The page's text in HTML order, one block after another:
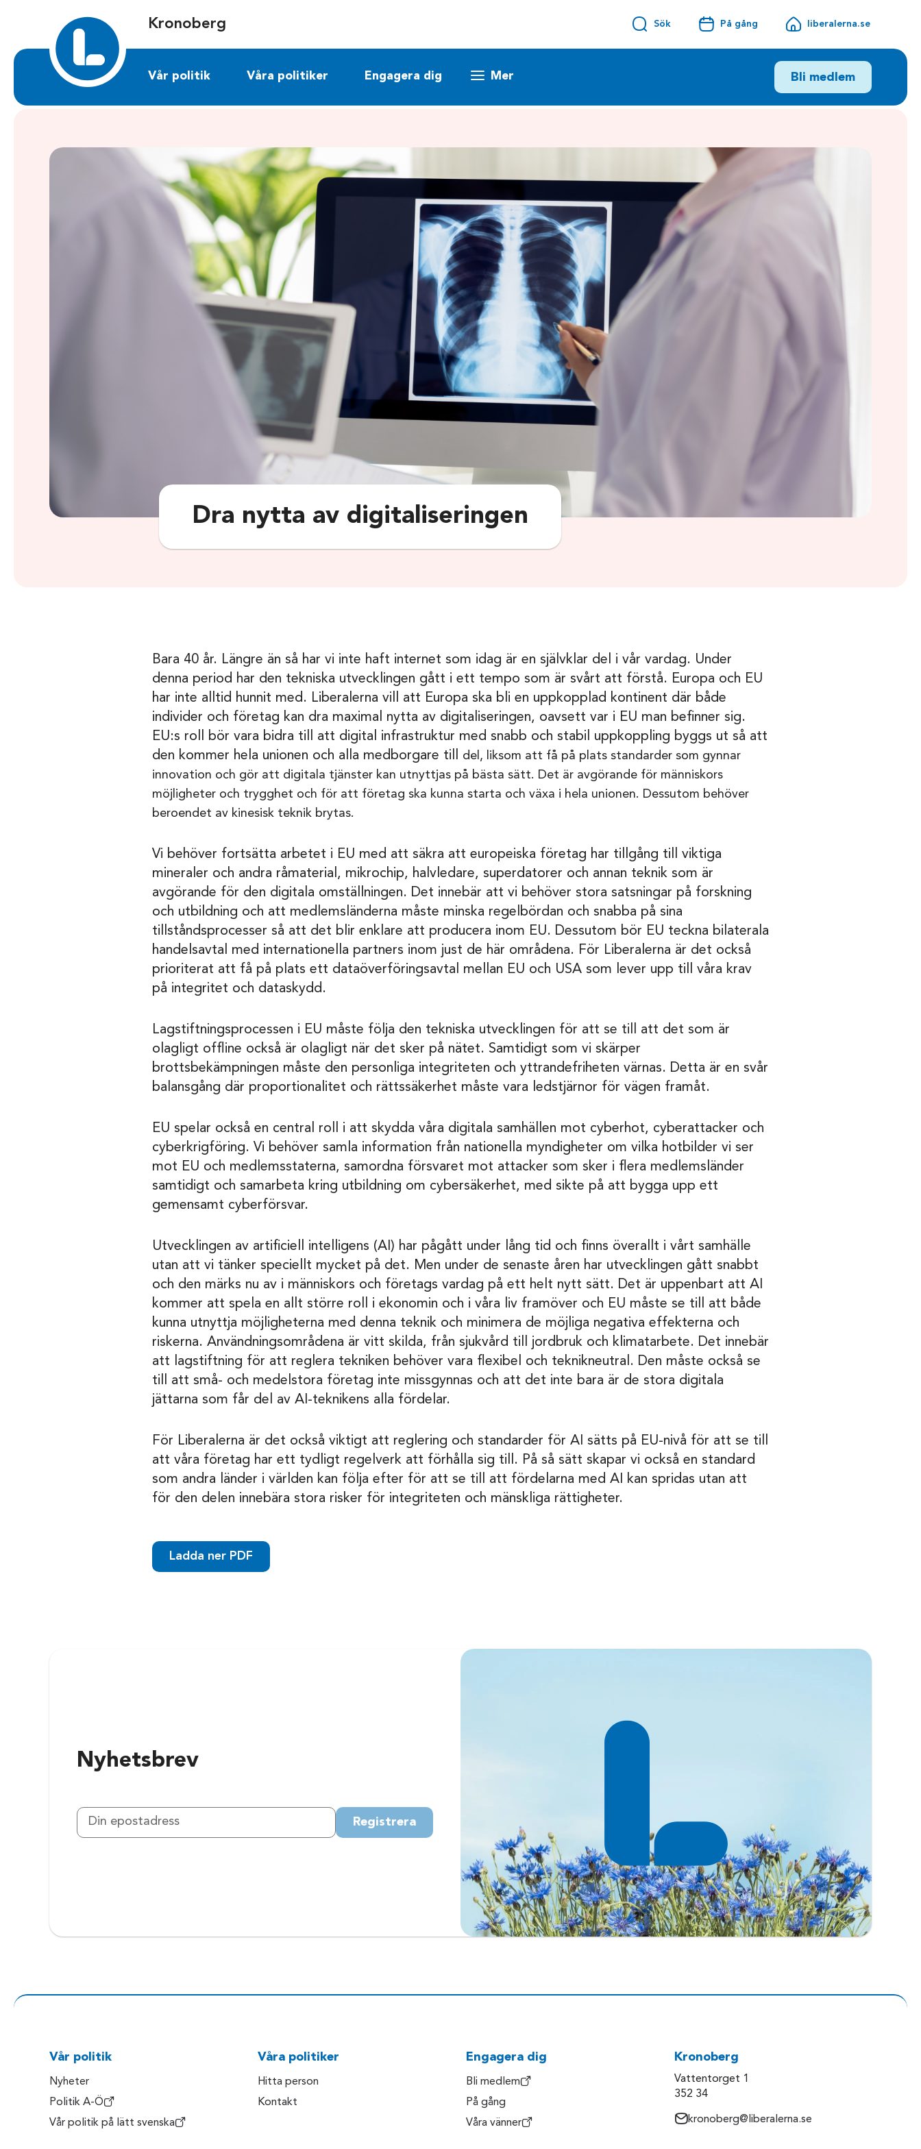
Kronoberg Sök På gång liberalerna.se
Vår politik Våra politiker Engagera dig Mer Bli medlem
Dra nytta av digitaliseringen
Bara 40 år. Längre än så har vi inte haft internet som idag är en självklar del i vår vardag. Under
denna period har den tekniska utvecklingen gått i ett tempo som är svårt att förstå. Europa och EU
har inte alltid hunnit med. Liberalerna vill att Europa ska bli en uppkopplad kontinent där både
individer och företag kan dra maximal nytta av digitaliseringen, oavsett var i EU man befinner sig.
EU:s roll bör vara bidra till att digital infrastruktur med snabb och stabil uppkoppling byggs ut så att
den kommer hela unionen och alla medborgare till del, liksom att få på plats standarder som gynnar
innovation och gör att digitala tjänster kan utnyttjas på bästa sätt. Det är avgörande för människors
möjligheter och trygghet och för att företag ska kunna starta och växa i hela unionen. Dessutom behöver
beroendet av kinesisk teknik brytas.
Vi behöver fortsätta arbetet i EU med att säkra att europeiska företag har tillgång till viktiga
mineraler och andra råmaterial, mikrochip, halvledare, superdatorer och annan teknik som är
avgörande för den digitala omställningen. Det innebär att vi behöver stora satsningar på forskning
och utbildning och att medlemsländerna måste minska regelbördan och snabba på sina
tillståndsprocesser så att det blir enklare att producera inom EU. Dessutom bör EU teckna bilaterala
handelsavtal med internationella partners inom just de här områdena. För Liberalerna är det också
prioriterat att få på plats ett dataöverföringsavtal mellan EU och USA som lever upp till våra krav
på integritet och dataskydd.
Lagstiftningsprocessen i EU måste följa den tekniska utvecklingen för att se till att det som är
olagligt offline också är olagligt när det sker på nätet. Samtidigt som vi skärper
brottsbekämpningen måste den personliga integriteten och yttrandefriheten värnas. Detta är en svår
balansgång där proportionalitet och rättssäkerhet måste vara ledstjärnor för vägen framåt.
EU spelar också en central roll i att skydda våra digitala samhällen mot cyberhot, cyberattacker och
cyberkrigföring. Vi behöver samla information från nationella myndigheter om vilka hotbilder vi ser
mot EU och medlemsstaterna, samordna försvaret mot attacker som sker i flera medlemsländer
samtidigt och samarbeta kring utbildning om cybersäkerhet, med sikte på att bygga upp ett
gemensamt cyberförsvar.
Utvecklingen av artificiell intelligens (AI) har pågått under lång tid och finns överallt i vårt samhälle
utan att vi tänker speciellt mycket på det. Men under de senaste åren har utvecklingen gått snabbt
och den märks nu av i människors och företags vardag på ett helt nytt sätt. Det är uppenbart att AI
kommer att spela en allt större roll i ekonomin och i våra liv framöver och EU måste se till att både
kunna utnyttja möjligheterna med denna teknik och minimera de möjliga negativa effekterna och
riskerna. Användningsområdena är vitt skilda, från sjukvård till jordbruk och klimatarbete. Det innebär
att lagstiftning för att reglera tekniken behöver vara flexibel och teknikneutral. Den måste också se
till att små- och medelstora företag inte missgynnas och att det inte bara är de stora digitala
jättarna som får del av AI-teknikens alla fördelar.
För Liberalerna är det också viktigt att reglering och standarder för AI sätts på EU-nivå för att se till
att våra företag har ett tydligt regelverk att förhålla sig till. På så sätt skapar vi också en standard
som andra länder i världen kan följa efter för att se till att fördelarna med AI kan spridas utan att
för den delen innebära stora risker för integriteten och mänskliga rättigheter.
Ladda ner PDF
Nyhetsbrev
Registrera
Vår politik
Nyheter
Politik A-Ö
Vår politik på lätt svenska
Våra politiker
Hitta person
Kontakt
Engagera dig
Bli medlem
På gång
Våra vänner
Kronoberg
Vattentorget 1
352 34
kronoberg@liberalerna.se